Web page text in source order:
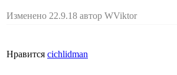
Изменено 22.9.18 автор WViktor
Нравится cichlidman